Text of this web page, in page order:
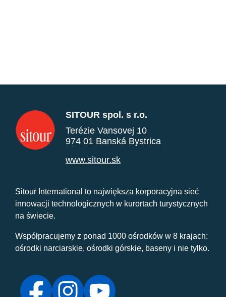
SITOUR spol. s r.o.
Terézie Vansovej 10
974 01 Banská Bystrica
www.sitour.sk
Sitour International to największa korporacyjna sieć
innowacji technologicznych w kurortach turystycznych
na świecie.
Współpracujemy z ponad 1000 ośrodków w 8 krajach:
ośrodki narciarskie, ośrodki górskie, baseny i nie tylko.